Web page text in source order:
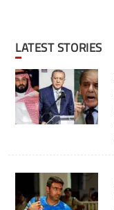
LATEST STORIES